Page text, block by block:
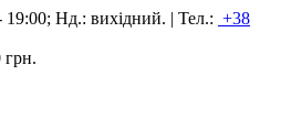
Нд.: вихідний. | Тел.: +38
грн.